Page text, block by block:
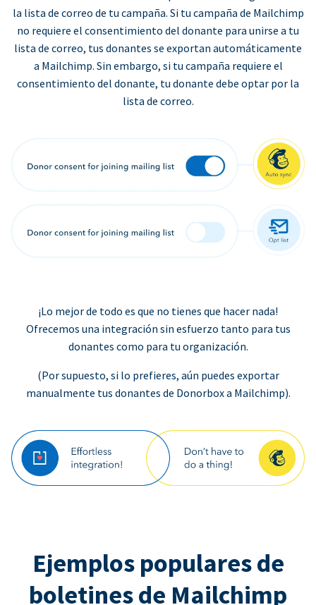
la lista de correo de tu campaña. Si tu campaña de Mailchimp
no requiere el consentimiento del donante para unirse a tu
lista de correo, tus donantes se exportan automáticamente
a Mailchimp. Sin embargo, si tu campaña requiere el
consentimiento del donante, tu donante debe optar por la
lista de correo.
¡Lo mejor de todo es que no tienes que hacer nada!
Ofrecemos una integración sin esfuerzo tanto para tus
donantes como para tu organización.
(Por supuesto, si lo prefieres, aún puedes exportar
manualmente tus donantes de Donorbox a Mailchimp).
Ejemplos populares de
boletines de Mailchimp